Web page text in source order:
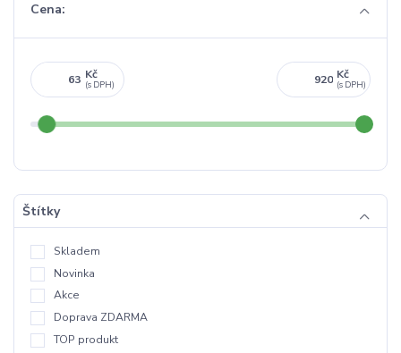
Cena:
Kč Kč
Štítky
Skladem
Novinka
Akce
Doprava ZDARMA
TOP produkt